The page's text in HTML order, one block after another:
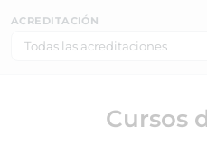
ACREDITACIÓN
Cursos